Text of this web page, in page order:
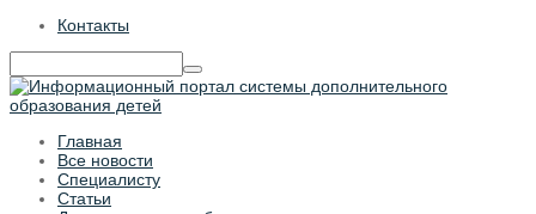
Контакты
Главная
Все новости
Специалисту
Статьи